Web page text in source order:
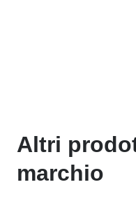
Altri
marchio